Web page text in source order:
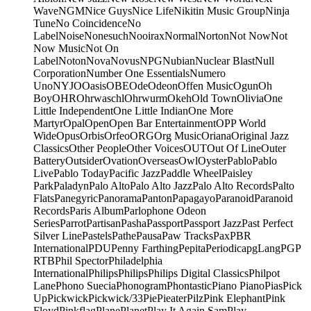
WaveNGMNice GuysNice LifeNikitin Music GroupNinja
TuneNo CoincidenceNo
LabelNoiseNonesuchNooiraxNormalNortonNot NowNot
Now MusicNot On
LabelNotonNovaNovusNPGNubianNuclear BlastNull
CorporationNumber One EssentialsNumero
UnoNYJOOasisOBEOdeOdeonOffen MusicOgunOh
BoyOHROhrwaschlOhrwurmOkehOld TownOliviaOne
Little IndependentOne Little IndianOne More
MartyrOpalOpenOpen Bar EntertainmentOPP World
WideOpusOrbisOrfeoORGOrg MusicOrianaOriginal Jazz
ClassicsOther PeopleOther VoicesOUTOut Of LineOuter
BatteryOutsiderOvationOverseasOwlOysterPabloPablo
LivePablo TodayPacific JazzPaddle WheelPaisley
ParkPaladynPalo AltoPalo Alto JazzPalo Alto RecordsPalto
FlatsPanegyricPanoramaPantonPapagayoParanoidParanoid
RecordsParis AlbumParlophone Odeon
SeriesParrotPartisanPashaPassportPassport JazzPast Perfect
Silver LinePastelsPathePausaPaw TracksPaxPBR
InternationalPDUPenny FarthingPepitaPeriodicapgLangPGP
RTBPhil SpectorPhiladelphia
InternationalPhilipsPhilipsPhilips Digital ClassicsPhilpot
LanePhono SueciaPhonogramPhontasticPiano PianoPiasPick
UpPickwickPickwick/33PiePieaterPilzPink ElephantPink